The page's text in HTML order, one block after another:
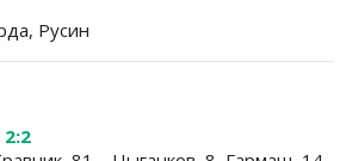
Русин